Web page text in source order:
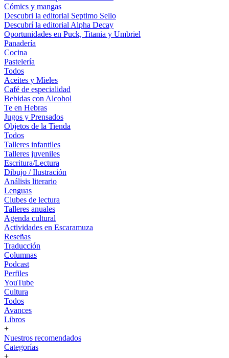
Cómics y mangas
Descubri la editorial Septimo Sello
Descubrí la editorial Alpha Decay
Oportunidades en Puck, Titania y Umbriel
Panadería
Cocina
Pastelería
Todos
Aceites y Mieles
Café de especialidad
Bebidas con Alcohol
Te en Hebras
Jugos y Prensados
Objetos de la Tienda
Todos
Talleres infantiles
Talleres juveniles
Escritura/Lectura
Dibujo / Ilustración
Análisis literario
Lenguas
Clubes de lectura
Talleres anuales
Agenda cultural
Actividades en Escaramuza
Reseñas
Traducción
Columnas
Podcast
Perfiles
YouTube
Cultura
Todos
Avances
Libros
+
Nuestros recomendados
Categorías
+